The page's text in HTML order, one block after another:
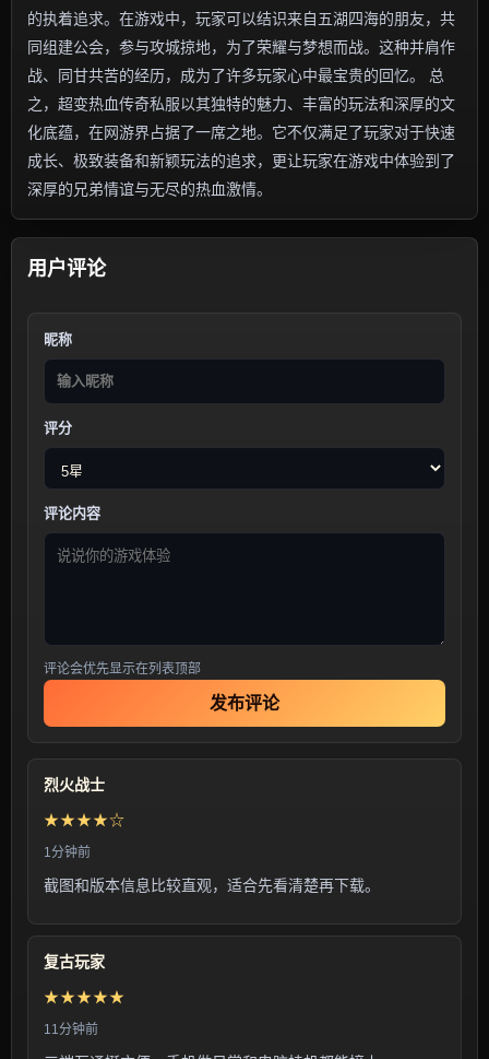
的执着追求。在游戏中，玩家可以结识来自五湖四海的朋友，共
同组建公会，参与攻城掠地，为了荣耀与梦想而战。这种并肩作
战、同甘共苦的经历，成为了许多玩家心中最宝贵的回忆。 总
之，超变热血传奇私服以其独特的魅力、丰富的玩法和深厚的文
化底蕴，在网游界占据了一席之地。它不仅满足了玩家对于快速
成长、极致装备和新颖玩法的追求，更让玩家在游戏中体验到了
深厚的兄弟情谊与无尽的热血激情。
用户评论
昵称
评分
评论内容
评论会优先显示在列表顶部
发布评论
烈火战士
★★★★☆
1分钟前
截图和版本信息比较直观，适合先看清楚再下载。
复古玩家
★★★★★
11分钟前